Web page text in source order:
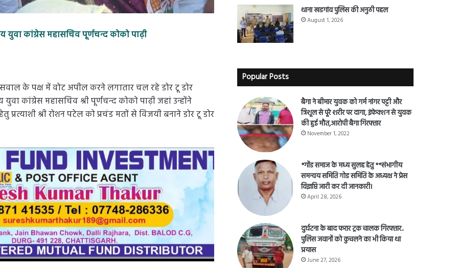
युवा कांग्रेस महासचिव पूर्णचन्द कोको पाढ़ी
के पक्ष में वोट अपील करने लगातार चल रहे डोर टू डोर
युवा कांग्रेस महासचिव श्री पूर्णचन्द कोको पाढ़ी जहां उन्होंने
प्रत्याशी श्री रोशन पटेल को प्रचंड मतों से विजयी बनाने डोर टू डोर
थाना खडगांव पुलिस की अनुठी पहल
August 1, 2026
Popular Posts
बैगा ने बीमार युवक को गर्म नांगर पट्टी और
त्रिशूल से पूरे शरीर पर दागा, इंफेक्शन से युवक
की हुई मौत,आरोपी बैगा गिरफ्तार
November 1, 2022
*गोंड समाज के मध्य सुलह हेतु **संभागीय
समन्वय समिति गोड समिति के अध्यक्ष ने प्रेस
विज्ञप्ति जारी कर दी जानकारी।
April 28, 2026
दुर्घटना के बाद फरार ट्रक चालक गिरफ्तार..
पुलिस जवानों को कुचलने का भी किया था
प्रयास
June 27, 2026